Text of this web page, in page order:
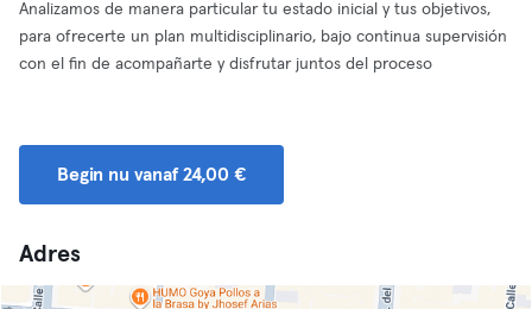
Analizamos de manera particular tu estado inicial y tus objetivos,
para ofrecerte un plan multidisciplinario, bajo continua supervisión
con el fin de acompañarte y disfrutar juntos del proceso
Begin nu vanaf 24,00 €
Adres